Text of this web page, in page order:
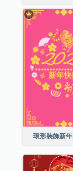
環形裝飾新